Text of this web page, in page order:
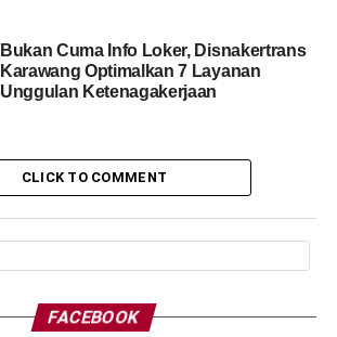
Bukan Cuma Info Loker, Disnakertrans
Karawang Optimalkan 7 Layanan
Unggulan Ketenagakerjaan
CLICK TO COMMENT
FACEBOOK